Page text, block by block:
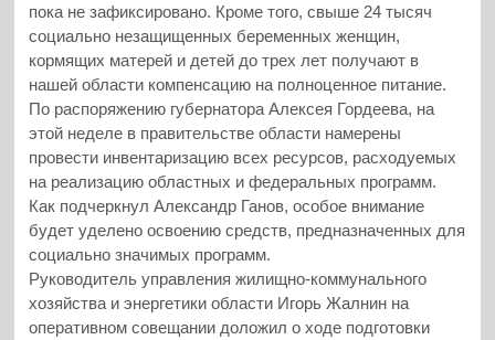
пока не зафиксировано. Кроме того, свыше 24 тысяч
социально незащищенных беременных женщин,
кормящих матерей и детей до трех лет получают в
нашей области компенсацию на полноценное питание.
По распоряжению губернатора Алексея Гордеева, на
этой неделе в правительстве области намерены
провести инвентаризацию всех ресурсов, расходуемых
на реализацию областных и федеральных программ.
Как подчеркнул Александр Ганов, особое внимание
будет уделено освоению средств, предназначенных для
социально значимых программ.
Руководитель управления жилищно-коммунального
хозяйства и энергетики области Игорь Жалнин на
оперативном совещании доложил о ходе подготовки